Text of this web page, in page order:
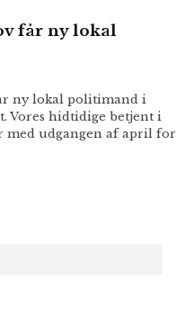
får ny lokal
ny lokal politimand i
Vores hidtidige betjent i
med udgangen af april for